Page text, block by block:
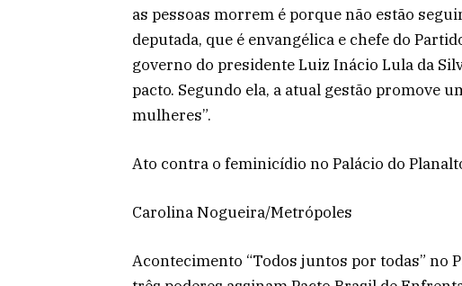
as pessoas morrem é porque não estão
deputada, que é envangélica e chefe do
governo do presidente Luiz Inácio Lula da
pacto. Segundo ela, a atual gestão promove
mulheres”.
Ato contra o feminicídio no Palácio do
Carolina Nogueira/Metrópoles
Acontecimento “Todos juntos por todas” no